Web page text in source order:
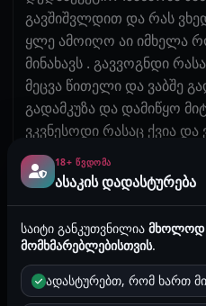
გავშიშვლდით და რას
ყლე ამოიღო აი იმხელა
მინახავს . გავვოგნდი
მეცვა წითელი და ვაბშე
გადამკუზა და დამიწყო
ვკვნესოდი რასაც ქვია
, ის კიდევ მაგინებდა და
მუტელს . შემდეგ
რამდენიმე წუთი
გამთხარა და ვიგრძენი
ცხელი თესლი . გამოიღო
მოგტყნავო ტრაკი
18+ ᲬᲕᲓᲝᲛᲐ
ასაკის დადასტურება
საიტი განკუთვნილიამხოლოდ
მომხმარებლებისთვის.
ადასტურებთ, რომ ხართ